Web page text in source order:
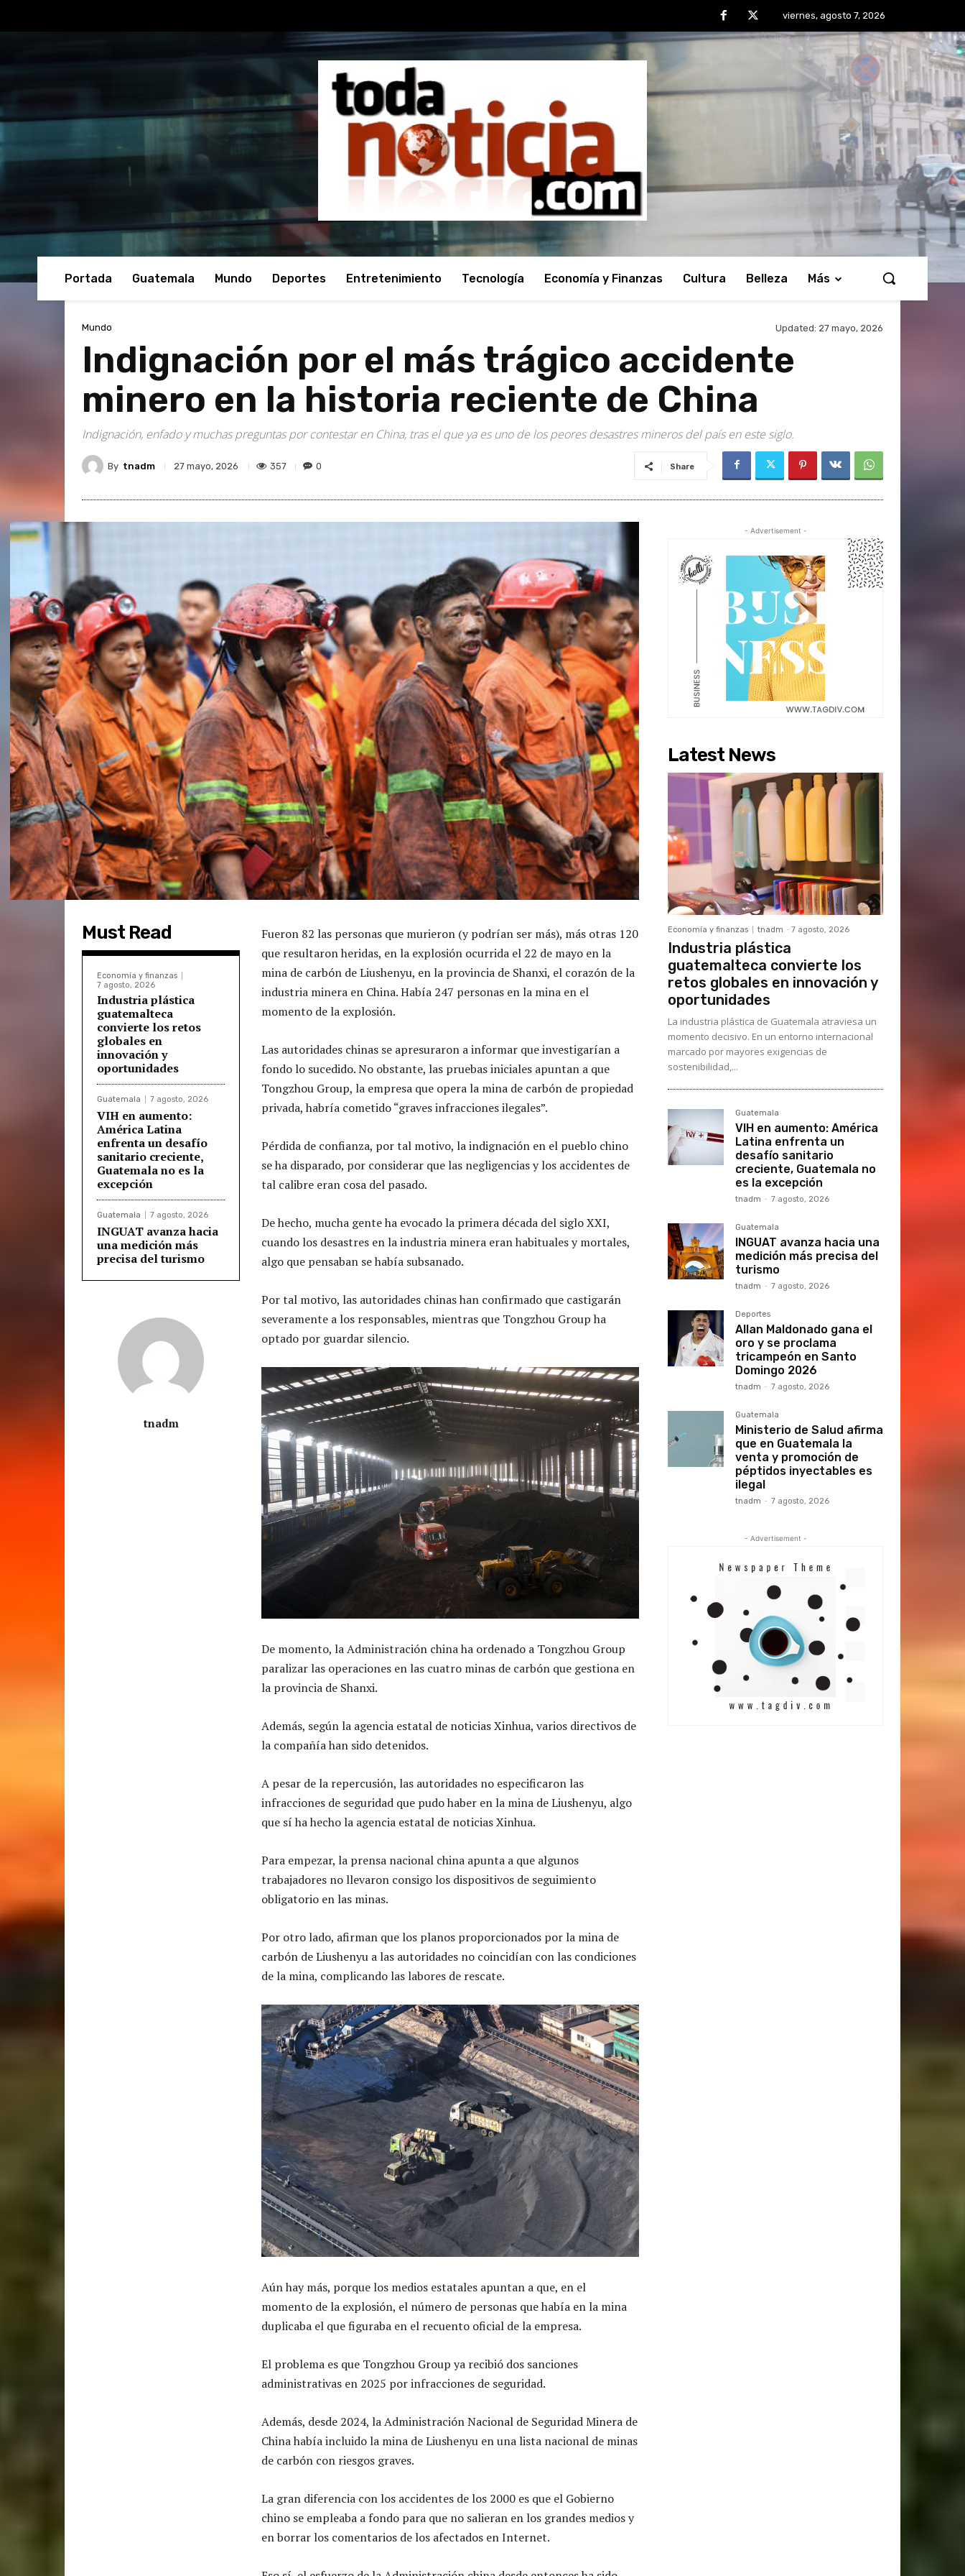
viernes, agosto 7, 2026
Portada Guatemala Mundo Deportes Entretenimiento Tecnología Economía y Finanzas Cultura Belleza Más
Mundo Updated: 27 mayo, 2026
Indignación por el más trágico accidente
minero en la historia reciente de China
Indignación, enfado y muchas preguntas por contestar en China, tras el que ya es uno de los peores desastres mineros del país en este siglo.
By tnadm 27 mayo, 2026 357 0 Share
Must Read
Economía y finanzas
7 agosto, 2026
Industria plástica
guatemalteca
convierte los retos
globales en
innovación y
oportunidades
Guatemala 7 agosto, 2026
VIH en aumento:
América Latina
enfrenta un desafío
sanitario creciente,
Guatemala no es la
excepción
Guatemala 7 agosto, 2026
INGUAT avanza hacia
una medición más
precisa del turismo
tnadm
Fueron 82 las personas que murieron (y podrían ser más), más otras 120
que resultaron heridas, en la explosión ocurrida el 22 de mayo en la
mina de carbón de Liushenyu, en la provincia de Shanxi, el corazón de la
industria minera en China. Había 247 personas en la mina en el
momento de la explosión.
Las autoridades chinas se apresuraron a informar que investigarían a
fondo lo sucedido. No obstante, las pruebas iniciales apuntan a que
Tongzhou Group, la empresa que opera la mina de carbón de propiedad
privada, habría cometido “graves infracciones ilegales”.
Pérdida de confianza, por tal motivo, la indignación en el pueblo chino
se ha disparado, por considerar que las negligencias y los accidentes de
tal calibre eran cosa del pasado.
De hecho, mucha gente ha evocado la primera década del siglo XXI,
cuando los desastres en la industria minera eran habituales y mortales,
algo que pensaban se había subsanado.
Por tal motivo, las autoridades chinas han confirmado que castigarán
severamente a los responsables, mientras que Tongzhou Group ha
optado por guardar silencio.
De momento, la Administración china ha ordenado a Tongzhou Group
paralizar las operaciones en las cuatro minas de carbón que gestiona en
la provincia de Shanxi.
Además, según la agencia estatal de noticias Xinhua, varios directivos de
la compañía han sido detenidos.
A pesar de la repercusión, las autoridades no especificaron las
infracciones de seguridad que pudo haber en la mina de Liushenyu, algo
que sí ha hecho la agencia estatal de noticias Xinhua.
Para empezar, la prensa nacional china apunta a que algunos
trabajadores no llevaron consigo los dispositivos de seguimiento
obligatorio en las minas.
Por otro lado, afirman que los planos proporcionados por la mina de
carbón de Liushenyu a las autoridades no coincidían con las condiciones
de la mina, complicando las labores de rescate.
Aún hay más, porque los medios estatales apuntan a que, en el
momento de la explosión, el número de personas que había en la mina
duplicaba el que figuraba en el recuento oficial de la empresa.
El problema es que Tongzhou Group ya recibió dos sanciones
administrativas en 2025 por infracciones de seguridad.
Además, desde 2024, la Administración Nacional de Seguridad Minera de
China había incluido la mina de Liushenyu en una lista nacional de minas
de carbón con riesgos graves.
La gran diferencia con los accidentes de los 2000 es que el Gobierno
chino se empleaba a fondo para que no salieran en los grandes medios y
en borrar los comentarios de los afectados en Internet.
- Advertisement -
Latest News
Economía y finanzas tnadm - 7 agosto, 2026
Industria plástica
guatemalteca convierte los
retos globales en innovación y
oportunidades
La industria plástica de Guatemala atraviesa un
momento decisivo. En un entorno internacional
marcado por mayores exigencias de
sostenibilidad,...
Guatemala
VIH en aumento: América
Latina enfrenta un
desafío sanitario
creciente, Guatemala no
es la excepción
tnadm - 7 agosto, 2026
Guatemala
INGUAT avanza hacia una
medición más precisa del
turismo
tnadm - 7 agosto, 2026
Deportes
Allan Maldonado gana el
oro y se proclama
tricampeón en Santo
Domingo 2026
tnadm - 7 agosto, 2026
Guatemala
Ministerio de Salud afirma
que en Guatemala la
venta y promoción de
péptidos inyectables es
ilegal
tnadm - 7 agosto, 2026
- Advertisement -